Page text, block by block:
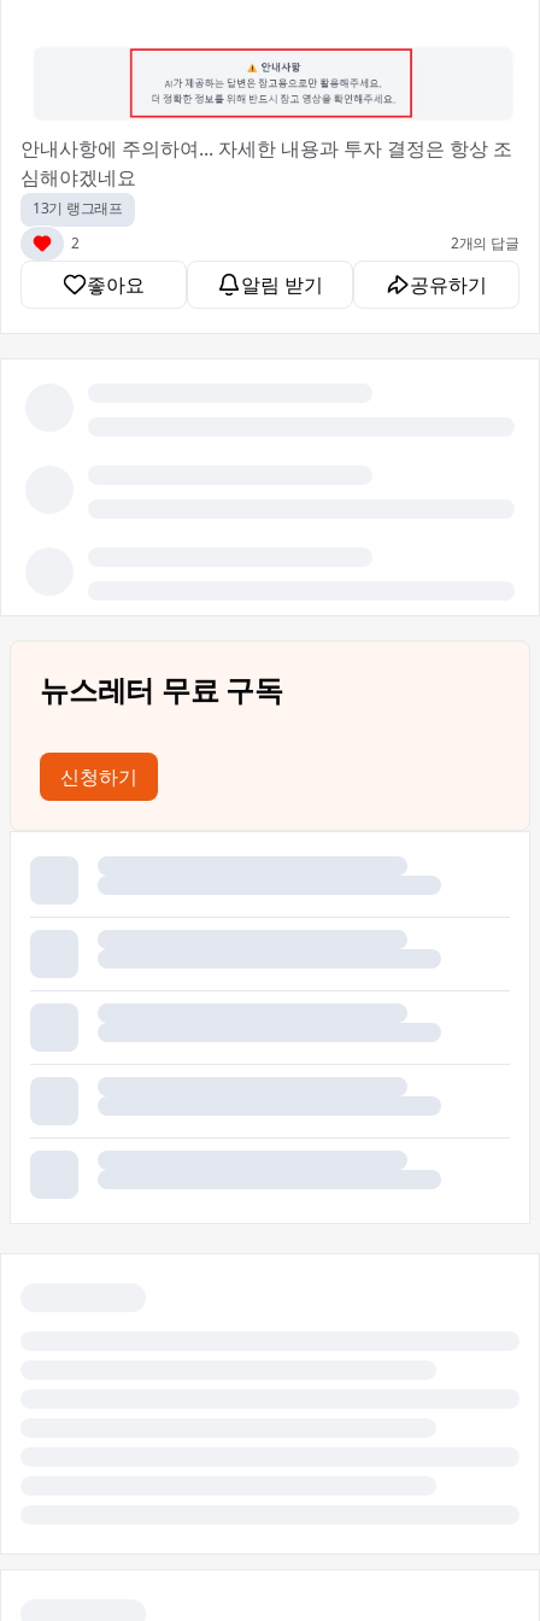
안내사항에 주의하여... 자세한 내용과 투자 결정은 항상 조
심해야겠네요😅
13기 랭그래프
2
2개의 답글
좋아요 알림 받기 공유하기
뉴스레터 무료 구독
신청하기